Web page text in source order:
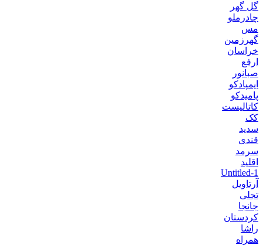
گل گهر
چادرملو
مس
گهرزمین
خراسان
ارفع
صبانور
ایمپادکو
پامیدکو
کاتالیست
کک
سدید
قندی
سرمد
اقلید
Untitled-1
آرتاویل
تجلی
جانجا
کردستان
راشا
همراه